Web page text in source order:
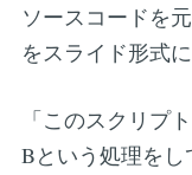
ソースコードを
をスライド形式
「このスクリプ
Bという処理を